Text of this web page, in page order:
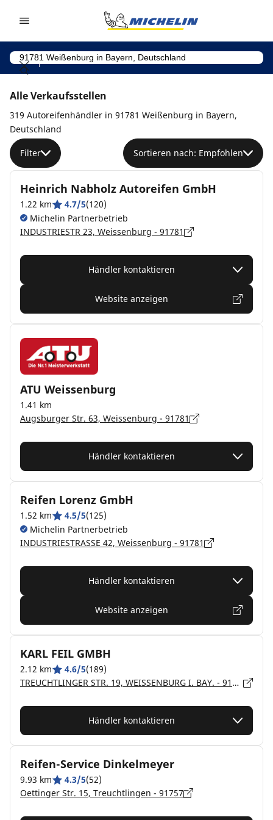
Alle Verkaufsstellen
319 Autoreifenhändler in 91781 Weißenburg in Bayern,
Deutschland
Filter Sortieren nach: Empfohlen
Heinrich Nabholz Autoreifen GmbH
1.22 km 4.7/5(120)
Michelin Partnerbetrieb
INDUSTRIESTR 23, Weissenburg - 91781
Händler kontaktieren
Website anzeigen
ATU Weissenburg
1.41 km
Augsburger Str. 63, Weissenburg - 91781
Händler kontaktieren
Reifen Lorenz GmbH
1.52 km 4.5/5(125)
Michelin Partnerbetrieb
INDUSTRIESTRASSE 42, Weissenburg - 91781
Händler kontaktieren
Website anzeigen
KARL FEIL GMBH
2.12 km 4.6/5(189)
TREUCHTLINGER STR. 19, WEISSENBURG I. BAY. - 91781
Händler kontaktieren
Reifen-Service Dinkelmeyer
9.93 km 4.3/5(52)
Oettinger Str. 15, Treuchtlingen - 91757